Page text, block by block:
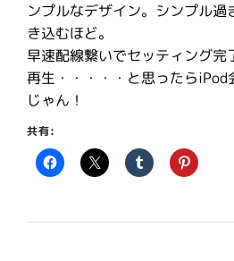
ンプルなデザイン。シンプル
き込むほど。
早速配線繋いでセッティング完
再生・・・・・と思ったらiPod
じゃん！
共有: